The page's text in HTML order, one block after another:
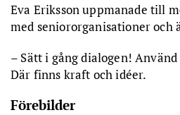
Eva Eriksson uppmanade till
med seniororganisationer och
– Sätt i gång dialogen!
Där finns kraft och idéer.
Förebilder